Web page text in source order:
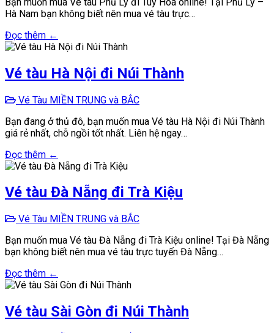
Hà Nam bạn không biết nên mua vé tàu trực…
Đọc thêm ←
Vé tàu Hà Nội đi Núi Thành
Vé Tàu MIỀN TRUNG và BẮC
Bạn đang ở thủ đô, bạn muốn mua Vé tàu Hà Nội đi Núi Thành
giá rẻ nhất, chỗ ngồi tốt nhất. Liên hệ ngay…
Đọc thêm ←
Vé tàu Đà Nẵng đi Trà Kiệu
Vé Tàu MIỀN TRUNG và BẮC
Bạn muốn mua Vé tàu Đà Nẵng đi Trà Kiệu online! Tại Đà Nẵng
bạn không biết nên mua vé tàu trực tuyến Đà Nẵng…
Đọc thêm ←
Vé tàu Sài Gòn đi Núi Thành